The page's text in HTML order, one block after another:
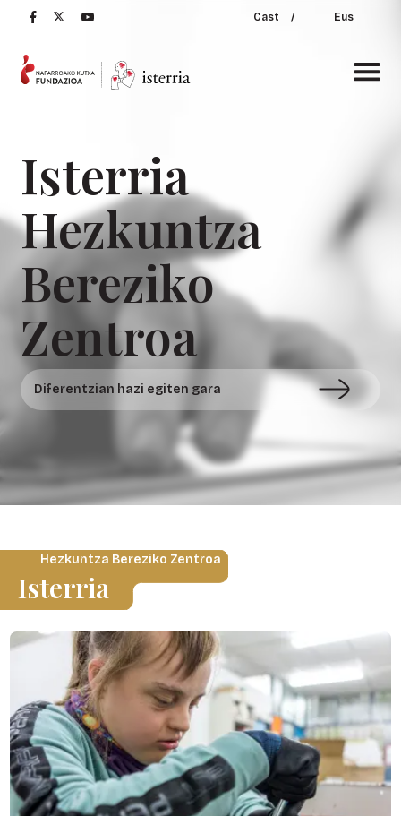
Cast / Eus
Isterria
Hezkuntza
Bereziko
Zentroa
Diferentzian hazi egiten gara
Hezkuntza Bereziko Zentroa
Isterria